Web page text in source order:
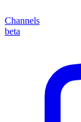
Channels
beta